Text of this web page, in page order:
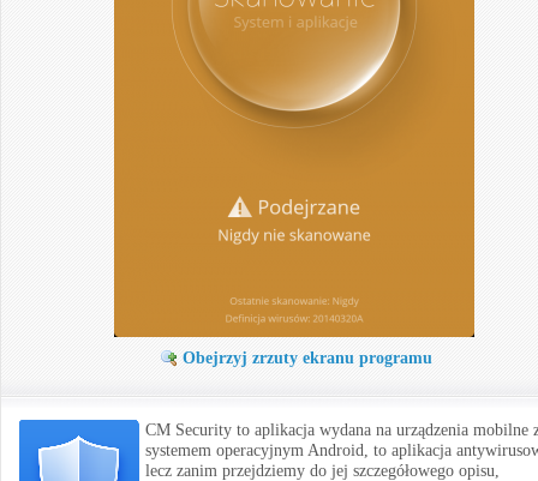
Obejrzyj zrzuty ekranu programu
CM Security to aplikacja wydana na urządzenia mobilne
systemem operacyjnym Android, to aplikacja
lecz zanim przejdziemy do jej szczegółowego opisu,